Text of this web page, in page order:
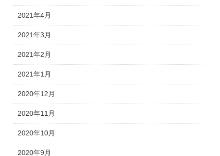
2021年4月
2021年3月
2021年2月
2021年1月
2020年12月
2020年11月
2020年10月
2020年9月